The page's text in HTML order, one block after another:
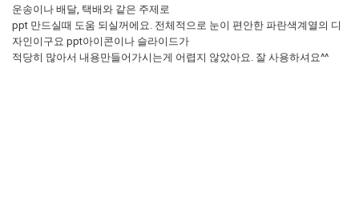
운송이나 배달, 택배와 같은 주제로
ppt 만드실때 도움 되실꺼에요. 전체적으로 눈이 편안한 파란색계열의 디
자인이구요 ppt아이콘이나 슬라이드가
적당히 많아서 내용만들어가시는게 어렵지 않았아요. 잘 사용하셔요^^